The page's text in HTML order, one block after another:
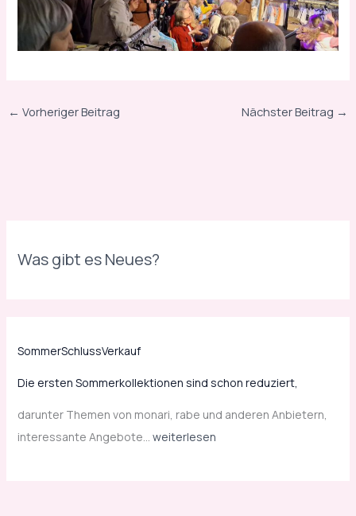
← Vorheriger Beitrag Nächster Beitrag →
Was gibt es Neues?
SommerSchlussVerkauf
Die ersten Sommerkollektionen sind schon reduziert,
darunter Themen von monari, rabe und anderen Anbietern,
interessante Angebote…
c
h
o
r
weiterlesen